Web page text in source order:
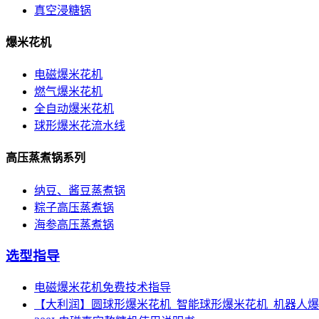
真空浸糖锅
爆米花机
电磁爆米花机
燃气爆米花机
全自动爆米花机
球形爆米花流水线
高压蒸煮锅系列
纳豆、酱豆蒸煮锅
粽子高压蒸煮锅
海参高压蒸煮锅
选型指导
电磁爆米花机免费技术指导
【大利润】圆球形爆米花机_智能球形爆米花机_机器人